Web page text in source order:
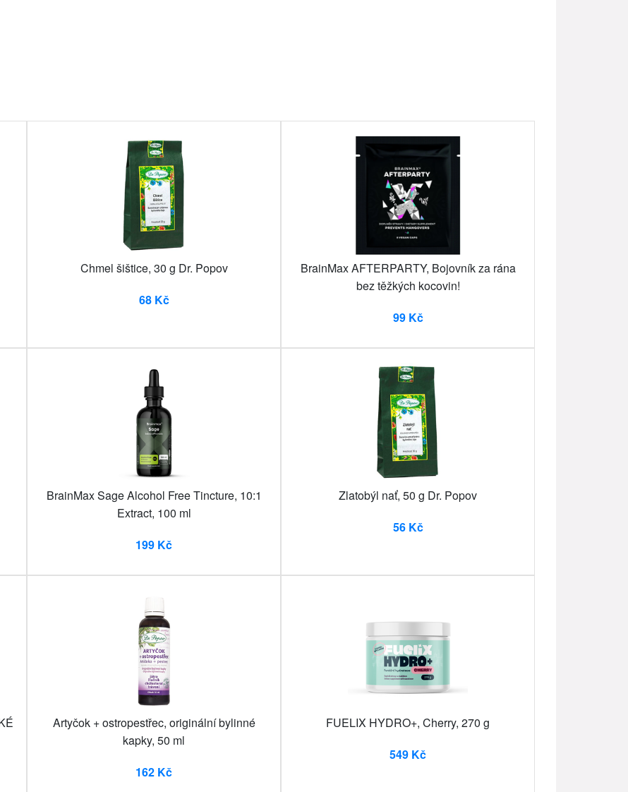
Chmel šištice, 30 g Dr. Popov
68 Kč
BrainMax AFTERPARTY, Bojovník za rána
bez těžkých kocovin!
99 Kč
BrainMax Sage Alcohol Free Tincture, 10:1
Extract, 100 ml
199 Kč
Zlatobýl nať, 50 g Dr. Popov
56 Kč
Artyčok + ostropestřec, originální bylinné
kapky, 50 ml
162 Kč
FUELIX HYDRO+, Cherry, 270 g
549 Kč